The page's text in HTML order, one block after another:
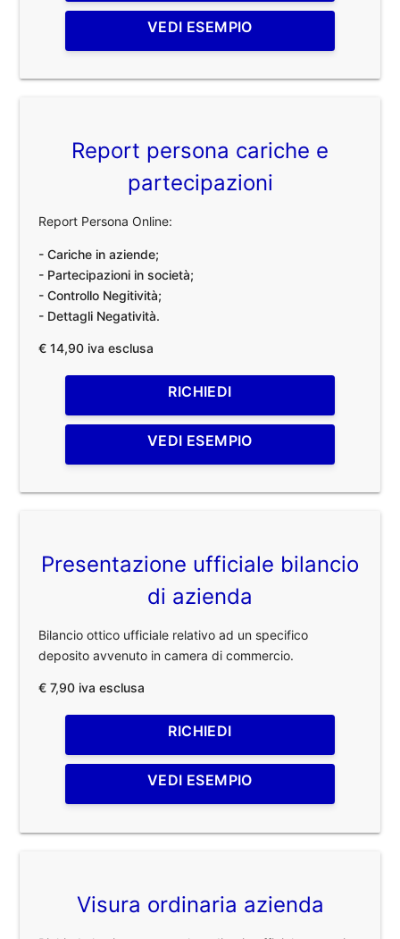
VEDI ESEMPIO
Report persona cariche e
partecipazioni
Report Persona Online:
- Cariche in aziende;
- Partecipazioni in società;
- Controllo Negitività;
- Dettagli Negatività.
€ 14,90 iva esclusa
RICHIEDI
VEDI ESEMPIO
Presentazione ufficiale bilancio
di azienda
Bilancio ottico ufficiale relativo ad un specifico
deposito avvenuto in camera di commercio.
€ 7,90 iva esclusa
RICHIEDI
VEDI ESEMPIO
Visura ordinaria azienda